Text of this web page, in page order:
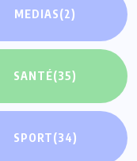
MEDIAS(2)
SANTÉ(35)
SPORT(34)